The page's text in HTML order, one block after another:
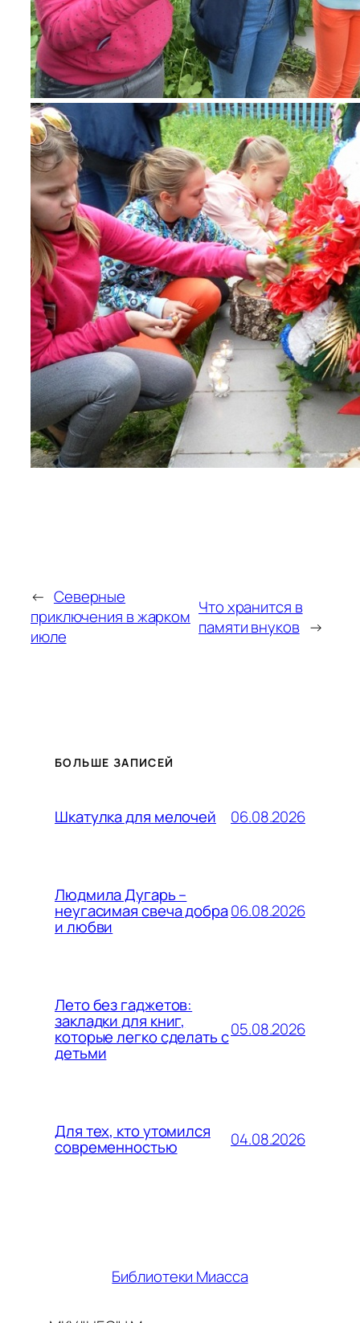
← Северные
приключения в жарком
июле
Что хранится в
памяти внуков →
БОЛЬШЕ ЗАПИСЕЙ
Шкатулка для мелочей 06.08.2026
Людмила Дугарь –
неугасимая свеча добра
и любви
06.08.2026
Лето без гаджетов:
закладки для книг,
которые легко сделать с
детьми
05.08.2026
Для тех, кто утомился
современностью 04.08.2026
Библиотеки Миасса